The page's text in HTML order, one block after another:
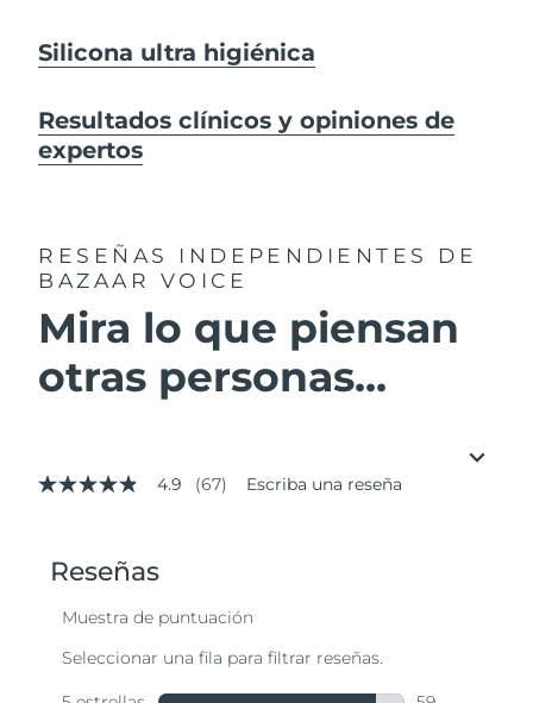
Silicona ultra higiénica
Resultados clínicos y opiniones de
expertos
RESEÑAS INDEPENDIENTES
DE
BAZAAR VOICE
Mira lo que piensan
otras personas...
4.9
valor
medio
valoración.
4.9 (67) Escriba una reseña